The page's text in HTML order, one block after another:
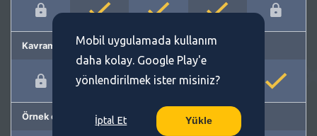
Kavram önerme
Örnek cümleler
Mobil uygulamada kullanım
daha kolay. Google Play'e
yönlendirilmek ister misiniz?
İptal Et Yükle